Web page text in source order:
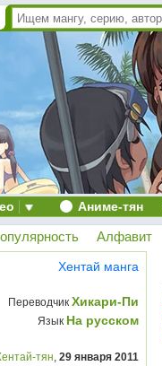
Аниме-тян
Алфавит
Хентай манга
Переводчик Хикари-Пи
Язык На русском
тян, 29 января 2011